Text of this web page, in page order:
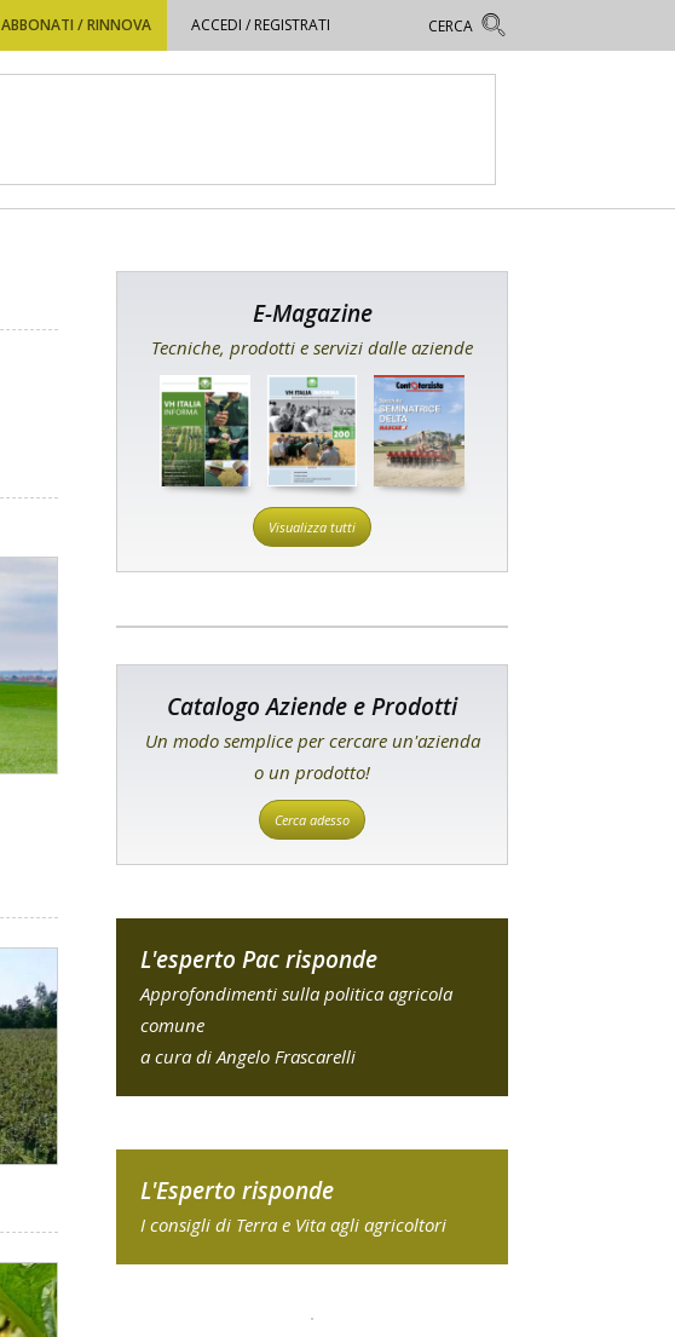
ABBONATI / RINNOVA ACCEDI / REGISTRATI
E-Magazine
Tecniche, prodotti e servizi dalle aziende
Visualizza tutti
Catalogo Aziende e Prodotti
Un modo semplice per cercare un'azienda
o un prodotto!
Cerca adesso
L'esperto Pac risponde
Approfondimenti sulla politica agricola
comune
a cura di Angelo Frascarelli
L'Esperto risponde
I consigli di Terra e Vita agli agricoltori